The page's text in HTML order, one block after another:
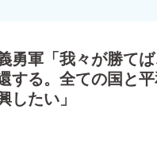
勇軍「我々が勝て
する。全ての国と
したい」